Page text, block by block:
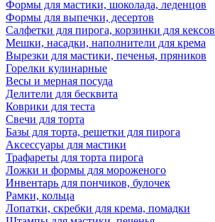
Формы для мастики, шоколада, леденцов
Формы для выпечки, десертов
Салфетки для пирога, корзинки для кексов
Мешки, насадки, наполнители для крема
Вырезки для мастики, печенья, пряников
Горелки кулинарные
Весы и мерная посуда
Делители для бесквита
Коврики для теста
Свечи для торта
Базы для торта, решетки для пирога
Аксессуары для мастики
Трафареты для торта пирога
Ложки и формы для мороженого
Инвентарь для пончиков, булочек
Рамки, кольца
Лопатки, скребки для крема, помадки